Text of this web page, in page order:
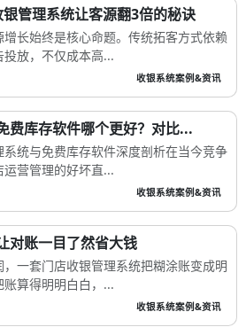
管理系统让客源翻3倍的秘诀
长始终是核心命题。传统拓客方式依赖
放，不仅成本高...
收银系统案例&资讯
费库存软件哪个更好？对比...
统与免费库存软件深度剖析在当今竞争
营管理的好坏直...
收银系统案例&资讯
对账一目了然省大钱
一套门店收银管理系统把糊涂账变成明
算得明明白白，...
收银系统案例&资讯